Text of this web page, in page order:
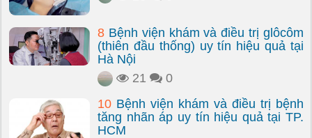
8 Bệnh viện khám và điều trị glôcôm
(thiên đầu thống) uy tín hiệu quả tại
Hà Nội
21
0
10 Bệnh viện khám và điều trị bệnh
tăng nhãn áp uy tín hiệu quả tại TP.
HCM